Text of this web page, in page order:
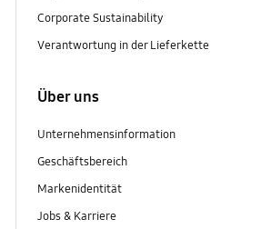
Corporate Sustainability
Verantwortung in der Lieferkette
Über uns
Unternehmensinformation
Geschäftsbereich
Markenidentität
Jobs & Karriere